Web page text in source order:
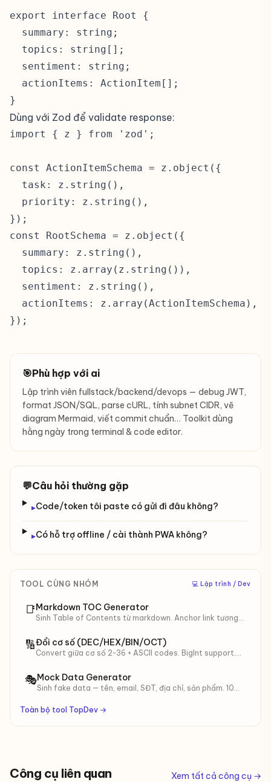
export interface Root {
  summary: string;
  topics: string[];
  sentiment: string;
  actionItems: ActionItem[];
}
Dùng với Zod để validate response:
import { z } from 'zod';
const ActionItemSchema = z.object({
  task: z.string(),
  priority: z.string(),
});
const RootSchema = z.object({
  summary: z.string(),
  topics: z.array(z.string()),
  sentiment: z.string(),
  actionItems: z.array(ActionItemSchema),
});
🎯Phù hợp với ai
Lập trình viên fullstack/backend/devops — debug JWT,
format JSON/SQL, parse cURL, tính subnet CIDR, vẽ
diagram Mermaid, viết commit chuẩn… Toolkit dùng
hằng ngày trong terminal & code editor.
💬Câu hỏi thường gặp
▸Code/token tôi paste có gửi đi đâu không?
▸Có hỗ trợ offline / cài thành PWA không?
TOOL CÙNG NHÓM ‍💻 Lập trình / Dev
📑Markdown TOC Generator
Sinh Table of Contents từ markdown. Anchor link tương
🔢Đổi cơ số (DEC/HEX/BIN/OCT)
Convert giữa cơ số 2-36 + ASCII codes. BigInt support.
🎭Mock Data Generator
Sinh fake data — tên, email, SĐT, địa chỉ, sản phẩm. 10
Toàn bộ tool TopDev →
Công cụ liên quan Xem tất cả công cụ →